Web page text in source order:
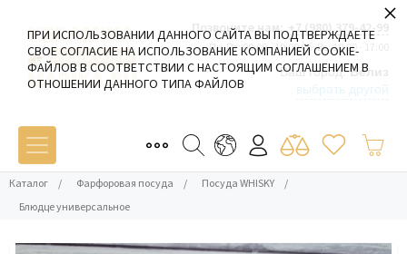
Позвоните нам: +7 (980) 379-42-99
Пн-Пт: 09:00 - 19:00 Сб-Вс: 10:00 - 17:00
Ваш город:Белиз
Каталог / Фарфоровая посуда / Посуда WHISKY
/
Блюдце универсальное
ПРИ ИСПОЛЬЗОВАНИИ ДАННОГО САЙТА ВЫ ПОДТВЕРЖДАЕТЕ
СВОЕ СОГЛАСИЕ НА ИСПОЛЬЗОВАНИЕ КОМПАНИЕЙ COOKIE-
ФАЙЛОВ В СООТВЕТСТВИИ С НАСТОЯЩИМ СОГЛАШЕНИЕМ В
ОТНОШЕНИИ ДАННОГО ТИПА ФАЙЛОВ
×